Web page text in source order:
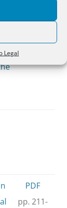
Legal
209
PDF
pp. 211-